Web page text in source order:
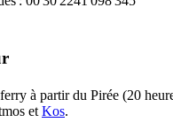
à partir du Pirée (20
et Kos.